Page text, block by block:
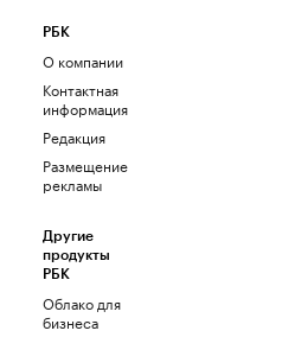
РБК
О компании
Контактная
информация
Редакция
Размещение
рекламы
Другие
продукты
РБК
Облако для
бизнеса